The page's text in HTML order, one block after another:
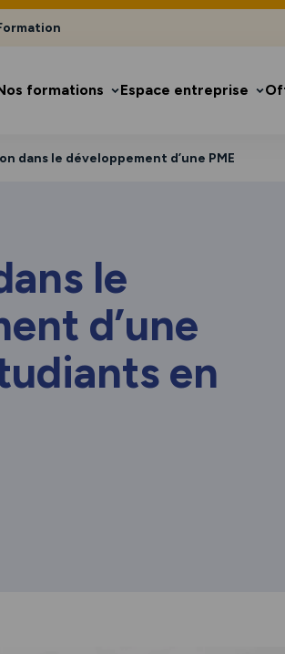
formations Espace entreprise
dans le développement d’une PME
le
d’une
en